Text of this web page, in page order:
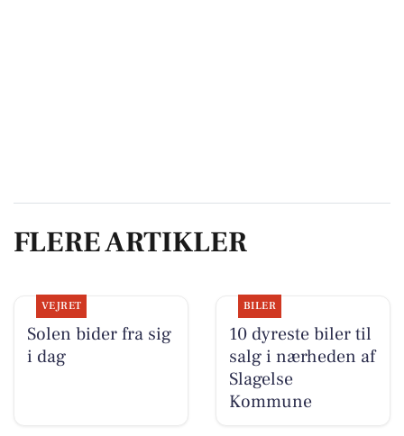
FLERE ARTIKLER
VEJRET
Solen bider fra sig
i dag
BILER
10 dyreste biler til
salg i nærheden af
Slagelse
Kommune